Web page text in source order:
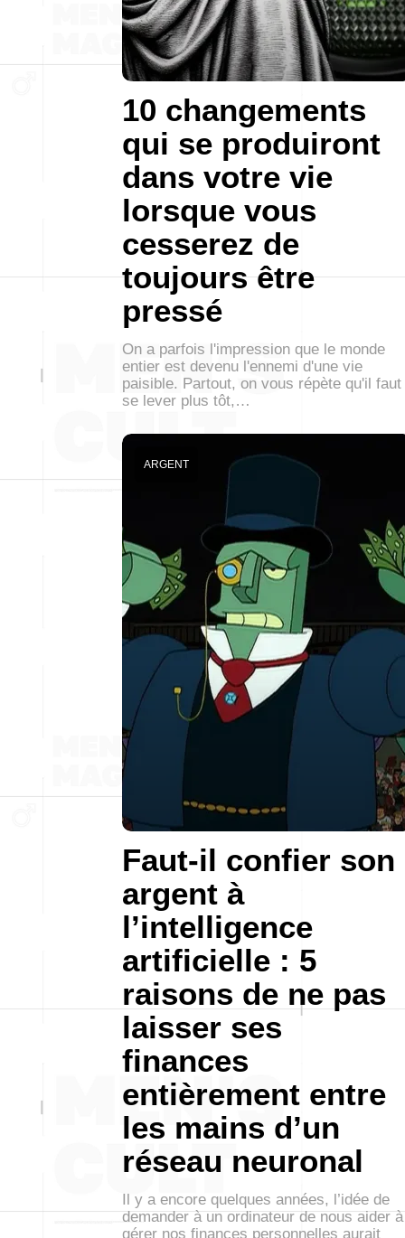
10 changements
qui se produiront
dans votre vie
lorsque vous
cesserez de
toujours être
pressé
On a parfois l'impression que le monde
entier est devenu l'ennemi d'une vie
paisible. Partout, on vous répète qu'il faut
se lever plus tôt,…
Faut-il confier son
argent à
l’intelligence
artificielle : 5
raisons de ne pas
laisser ses
finances
entièrement entre
les mains d’un
réseau neuronal
ARGENT
Il y a encore quelques années, l’idée de
demander à un ordinateur de nous aider à
gérer nos finances personnelles aurait